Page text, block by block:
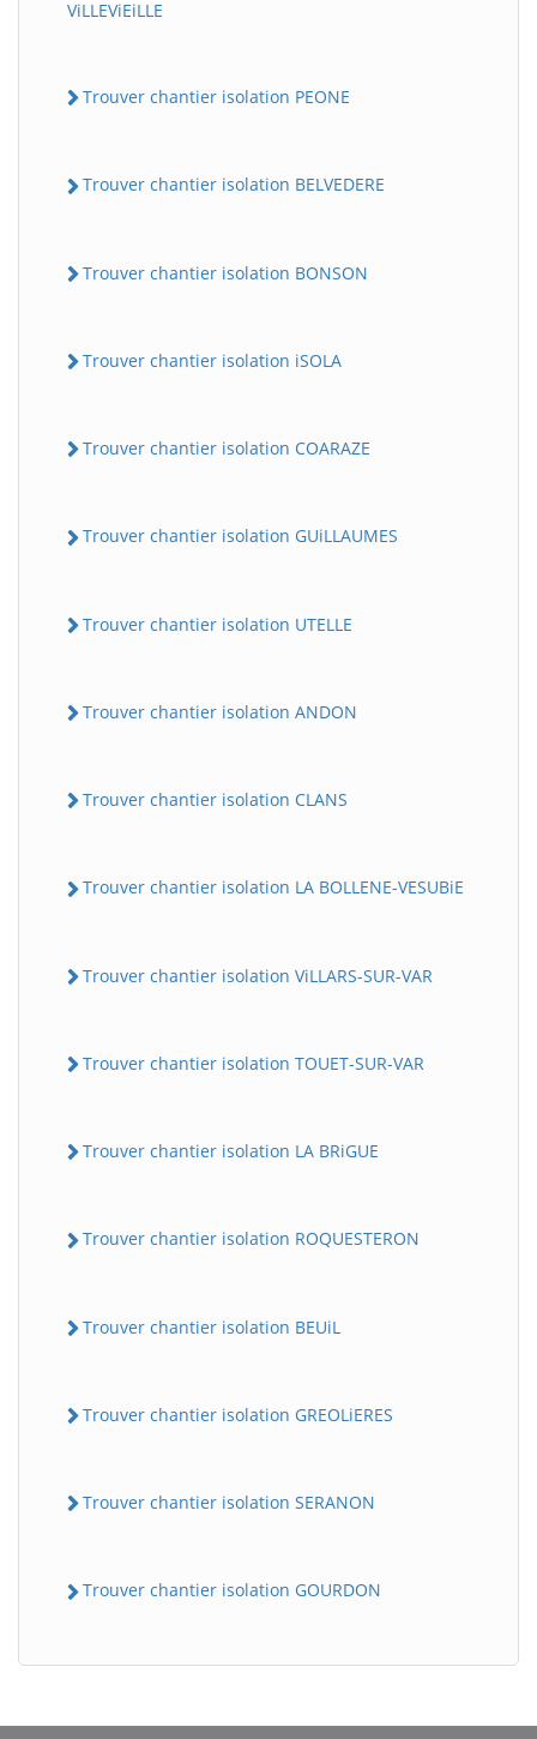
ViLLEViEiLLE
Trouver chantier isolation PEONE
Trouver chantier isolation BELVEDERE
Trouver chantier isolation BONSON
Trouver chantier isolation iSOLA
Trouver chantier isolation COARAZE
Trouver chantier isolation GUiLLAUMES
Trouver chantier isolation UTELLE
Trouver chantier isolation ANDON
Trouver chantier isolation CLANS
Trouver chantier isolation LA BOLLENE-VESUBiE
Trouver chantier isolation ViLLARS-SUR-VAR
Trouver chantier isolation TOUET-SUR-VAR
Trouver chantier isolation LA BRiGUE
Trouver chantier isolation ROQUESTERON
Trouver chantier isolation BEUiL
Trouver chantier isolation GREOLiERES
Trouver chantier isolation SERANON
Trouver chantier isolation GOURDON
B Assistant en ligne
BatiWebPro